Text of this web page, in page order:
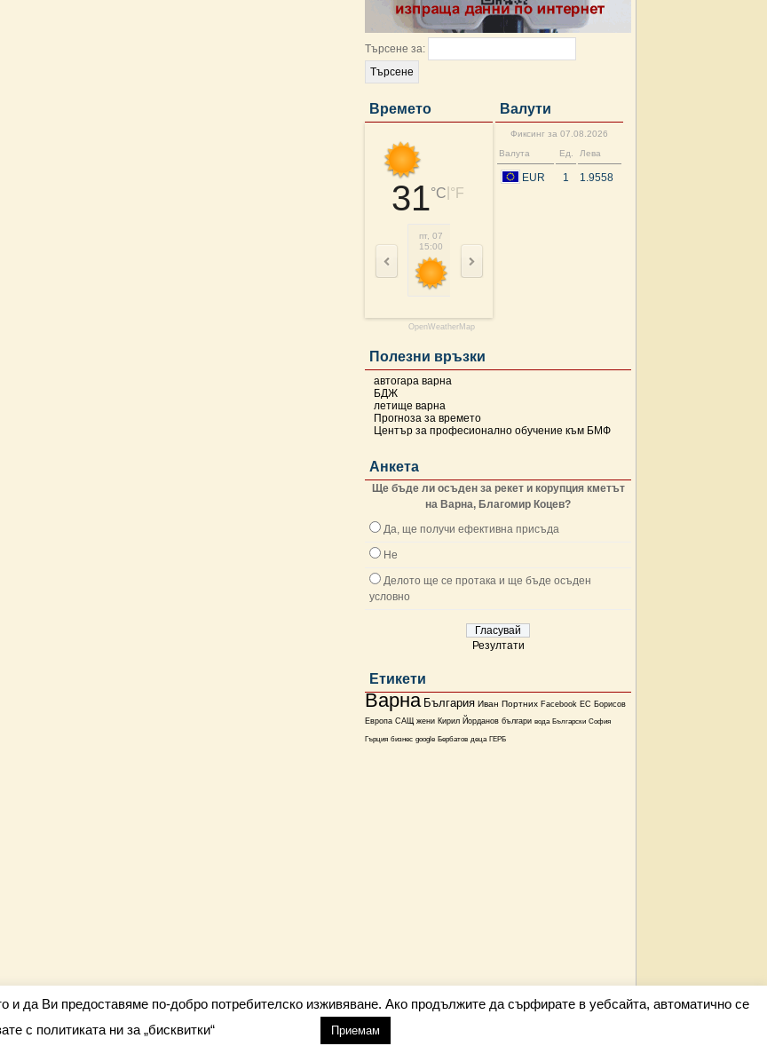
Търсене за:
Времето
31°C °F
пт, 07
15:00
18:00
OpenWeatherMap
Валути
Фиксинг за 07.08.2026
Валута
Ед. Лева
EUR 1 1.9558
Полезни връзки
автогара варна
БДЖ
летище варна
Прогноза за времето
Център за професионално обучение към БМФ
Анкета
Ще бъде ли осъден за рекет и корупция кметът
на Варна, Благомир Коцев?
Да, ще получи ефективна присъда
Не
Делото ще се протака и ще бъде осъден
условно
Резултати
Етикети
Варна България Иван Портних Facebook ЕС Борисов
Европа САЩ жени Кирил Йорданов българи вода Български София
Гърция бизнес google Бербатов деца ГЕРБ
и да Ви предоставяме по-добро потребителско изживяване. Ако продължите да сърфирате в уебсайта, автоматично се
с политиката ни за „бисквитки“
Приемам